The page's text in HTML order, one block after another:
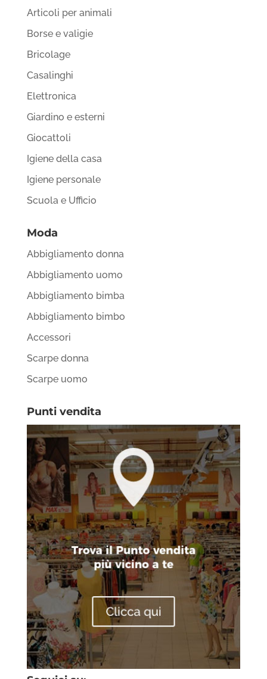
Articoli per animali
Borse e valigie
Bricolage
Casalinghi
Elettronica
Giardino e esterni
Giocattoli
Igiene della casa
Igiene personale
Scuola e Ufficio
Moda
Abbigliamento donna
Abbigliamento uomo
Abbigliamento bimba
Abbigliamento bimbo
Accessori
Scarpe donna
Scarpe uomo
Punti vendita